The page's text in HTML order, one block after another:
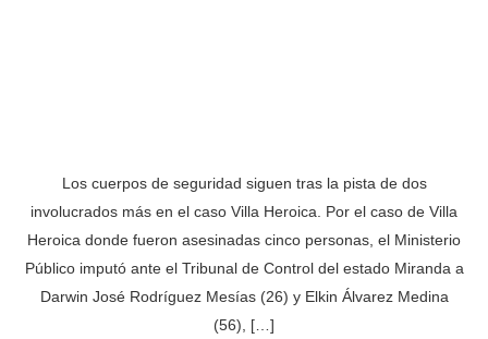
Los cuerpos de seguridad siguen tras la pista de dos
involucrados más en el caso Villa Heroica. Por el caso de Villa
Heroica donde fueron asesinadas cinco personas, el Ministerio
Público imputó ante el Tribunal de Control del estado Miranda a
Darwin José Rodríguez Mesías (26) y Elkin Álvarez Medina
(56), […]